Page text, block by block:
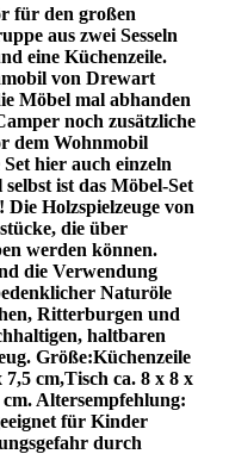
für den großen
aus zwei Sesseln
eine Küchenzeile.
von Drewart
Möbel mal abhanden
noch zusätzliche
dem Wohnmobil
hier auch einzeln
ist das Möbel-Set
Holzspielzeuge von
die über
werden können.
die Verwendung
Naturöle
Ritterburgen und
haltbaren
Größe:Küchenzeile
cm,Tisch ca. 8 x 8 x
Altersempfehlung:
für Kinder
durch